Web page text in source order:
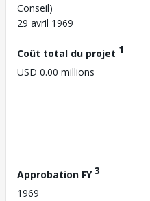
Conseil)
29 avril 1969
Coût total du projet 1
USD 0.00 millions
Approbation FY3
1969